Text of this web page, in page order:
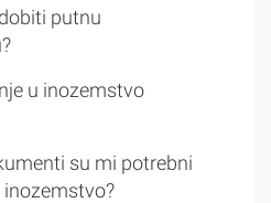
putnu
u inozemstvo
su mi potrebni